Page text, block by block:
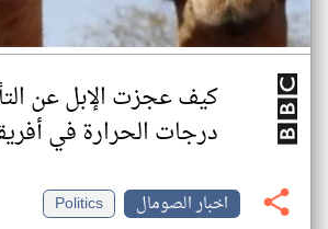
كيف عجزت الإبل عن
درجات الحرارة في
اخبار الصومال
Politics